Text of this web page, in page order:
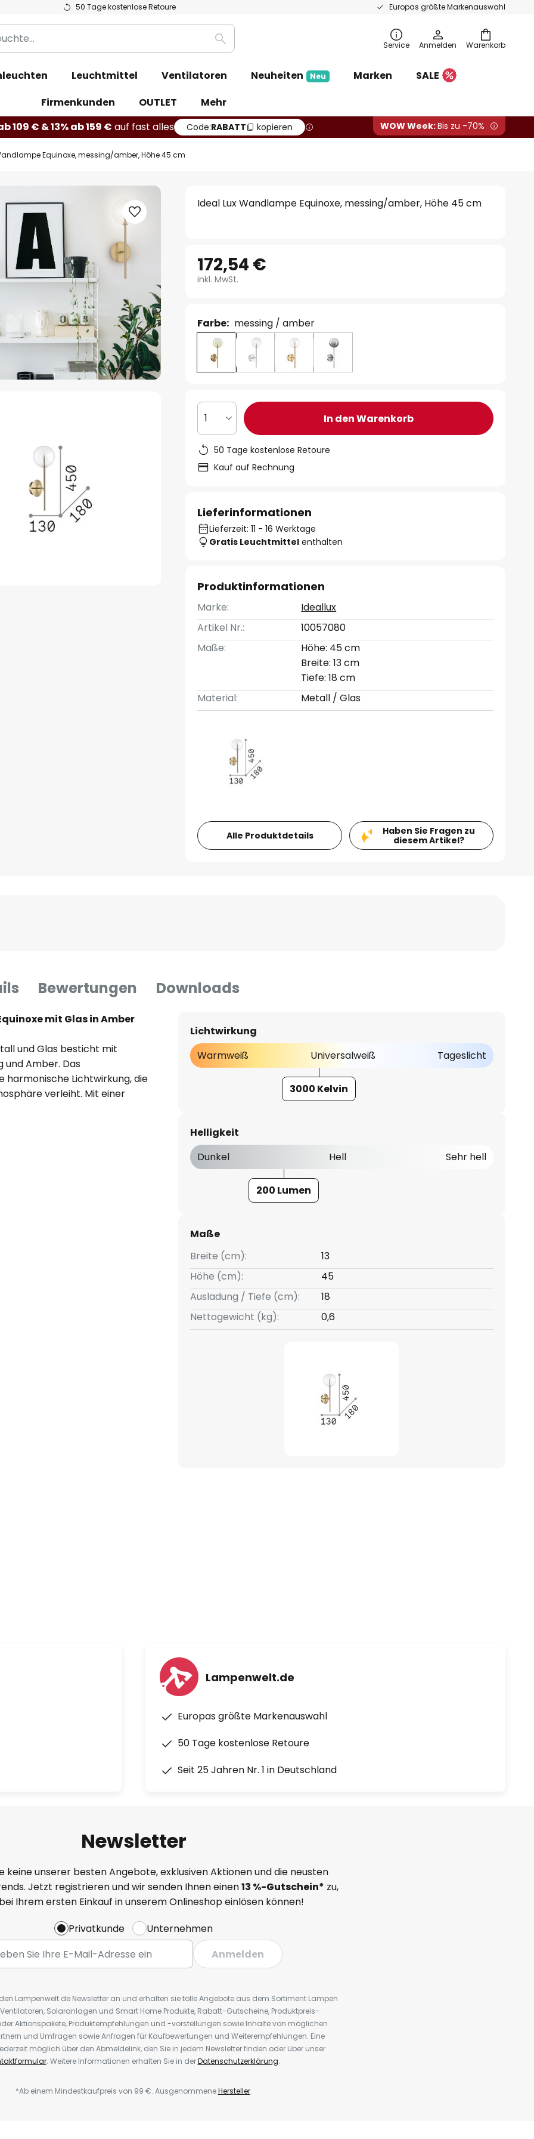
50 Tage kostenlose Retoure Europas größte Markenauswahl
Warenkorb
Suche Service Anmelden
Leuchtmittel Ventilatoren Neuheiten Neu Marken
SALE
Firmenkunden
OUTLET
Mehr
109 € & 13% ab 159 € auf fast alles Code:RABATT kopieren WOW Week:Bis zu -70%
Equinoxe, messing/amber, Höhe 45 cm
Ideal Lux Wandlampe Equinoxe, messing/amber, Höhe 45 cm
172,54 €
inkl. MwSt.
Farbe: messing / amber
1 In den Warenkorb
50 Tage kostenlose Retoure
Kauf auf Rechnung
Lieferinformationen
Lieferzeit: 11 - 16 Werktage
Gratis Leuchtmittel enthalten
Produktinformationen
Marke:
Ideallux
Artikel Nr.:
10057080
Maße:
Höhe: 45 cm
Breite: 13 cm
Tiefe: 18 cm
Material:
Metall / Glas
Alle Produktdetails
Haben Sie Fragen zu
diesem Artikel?
Bewertungen Downloads
mit Glas in Amber
und Glas besticht mit
und Amber. Das
Lichtwirkung, die
verleiht. Mit einer
ausstrahlt, fügt sich die
hin zum Flurbereich oder
Lichtwirkung
Warmweiß
Universalweiß Tageslicht
3000 Kelvin
Helligkeit
Dunkel
Hell Sehr hell
200 Lumen
Maße
Breite (cm):
13
Höhe (cm):
45
Ausladung / Tiefe (cm):
18
Nettogewicht (kg):
0,6
Lampenwelt.de
Europas größte Markenauswahl
50 Tage kostenlose Retoure
Seit 25 Jahren Nr. 1 in Deutschland
Newsletter
keine unserer besten Angebote, exklusiven Aktionen und die neusten
Jetzt registrieren und wir senden Ihnen einen13 %-Gutschein* zu,
Ihrem ersten Einkauf in unserem Onlineshop einlösen können!
Privatkunde
Unternehmen
Anmelden
Lampenwelt.de Newsletter an und erhalten sie tolle Angebote aus dem Sortiment Lampen
Solaranlagen und Smart Home Produkte, Rabatt-Gutscheine, Produktpreis-
Aktionspakete, Produktempfehlungen und -vorstellungen sowie Inhalte von möglichen
und Umfragen sowie Anfragen für Kaufbewertungen und Weiterempfehlungen. Eine
möglich über den Abmeldelink, den Sie in jedem Newsletter finden oder über unser
. Weitere Informationen erhalten Sie in derDatenschutzerklärung.
*Ab einem Mindestkaufpreis von 99 €. AusgenommeneHersteller.